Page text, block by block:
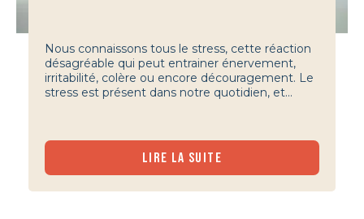
Nous connaissons tous le stress, cette réaction
désagréable qui peut entrainer énervement,
irritabilité, colère ou encore découragement. Le
stress est présent dans notre quotidien, et...
LIRE LA SUITE